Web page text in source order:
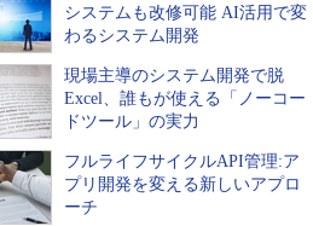
システムも改修可能 AI活用で変
わるシステム開発
現場主導のシステム開発で脱
Excel、誰もが使える「ノーコー
ドツール」の実力
フルライフサイクルAPI管理:ア
プリ開発を変える新しいアプロ
ーチ